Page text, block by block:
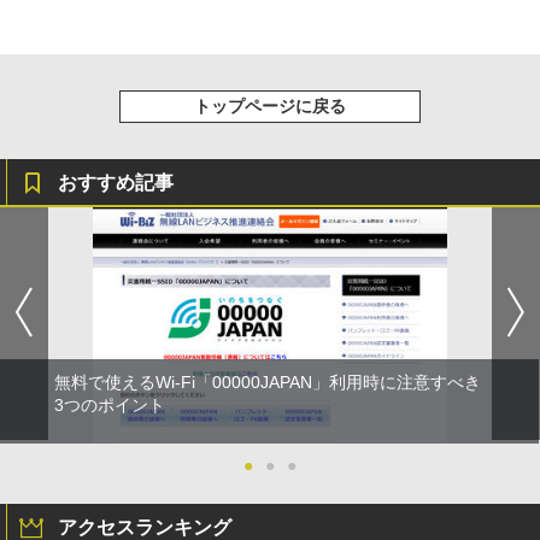
トップページに戻る
おすすめ記事
無料で使えるWi-Fi「00000JAPAN」利用時に注意すべき
3つのポイント
● ● ●
アクセスランキング